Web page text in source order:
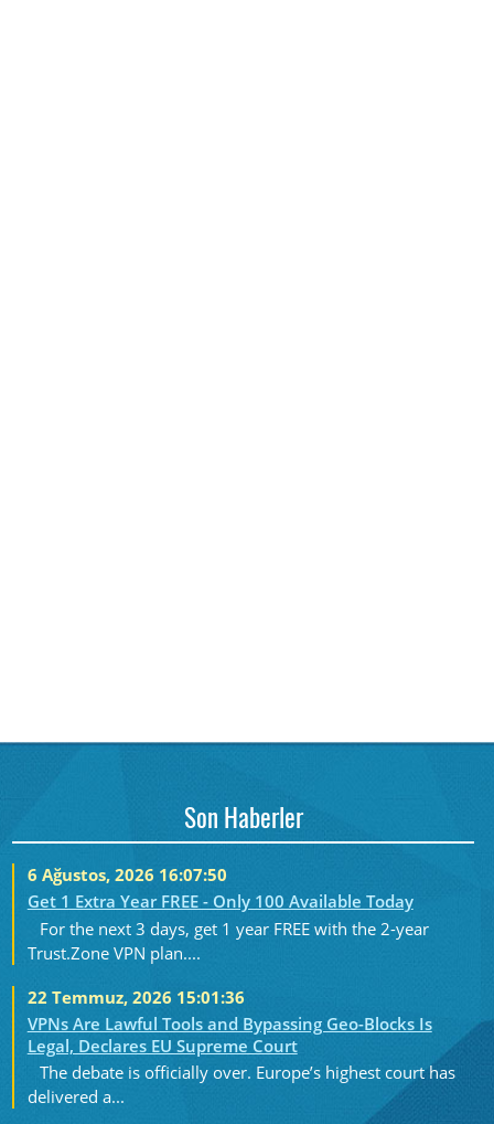
Son Haberler
6 Ağustos, 2026 16:07:50
Get 1 Extra Year FREE - Only 100 Available Today
For the next 3 days, get 1 year FREE with the 2-year
Trust.Zone VPN plan....
22 Temmuz, 2026 15:01:36
VPNs Are Lawful Tools and Bypassing Geo-Blocks Is
Legal, Declares EU Supreme Court
The debate is officially over. Europe’s highest court has
delivered a...